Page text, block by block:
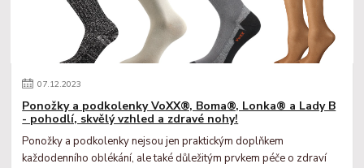
07.12.2023
Ponožky a podkolenky VoXX®, Boma®, Lonka® a Lady B
- pohodlí, skvělý vzhled a zdravé nohy!
Ponožky a podkolenky nejsou jen praktickým doplňkem
každodenního oblékání, ale také důležitým prvkem péče o zdraví